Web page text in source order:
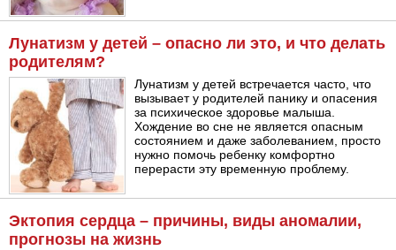
Лунатизм у детей – опасно ли это, и что делать
родителям?
Лунатизм у детей встречается часто, что
вызывает у родителей панику и опасения
за психическое здоровье малыша.
Хождение во сне не является опасным
состоянием и даже заболеванием, просто
нужно помочь ребенку комфортно
перерасти эту временную проблему.
Эктопия сердца – причины, виды аномалии,
прогнозы на жизнь